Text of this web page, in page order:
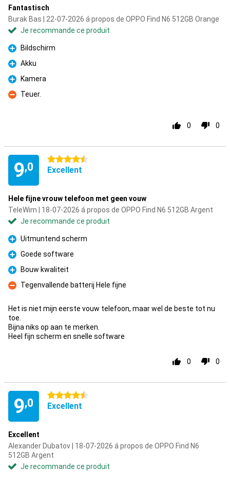
Fantastisch
Burak Bas | 22-07-2026 á propos de OPPO Find N6 512GB Orange
Je recommande ce produit
Pour
Bildschirm
Pour
Akku
Pour
Kamera
Contre
Teuer.
0 0
9,0
4.5 étoiles
Excellent
Hele fijne vrouw telefoon met geen vouw
TeleWim | 18-07-2026 á propos de OPPO Find N6 512GB Argent
Je recommande ce produit
Pour
Uitmuntend scherm
Pour
Goede software
Pour
Bouw kwaliteit
Contre
Tegenvallende batterij Hele fijne
Het is niet mijn eerste vouw telefoon, maar wel de beste tot nu
toe.
Bijna niks op aan te merken.
Heel fijn scherm en snelle software
0 0
9,0
4.5 étoiles
Excellent
Excellent
Alexander Dubatov | 18-07-2026 á propos de OPPO Find N6
512GB Argent
Je recommande ce produit